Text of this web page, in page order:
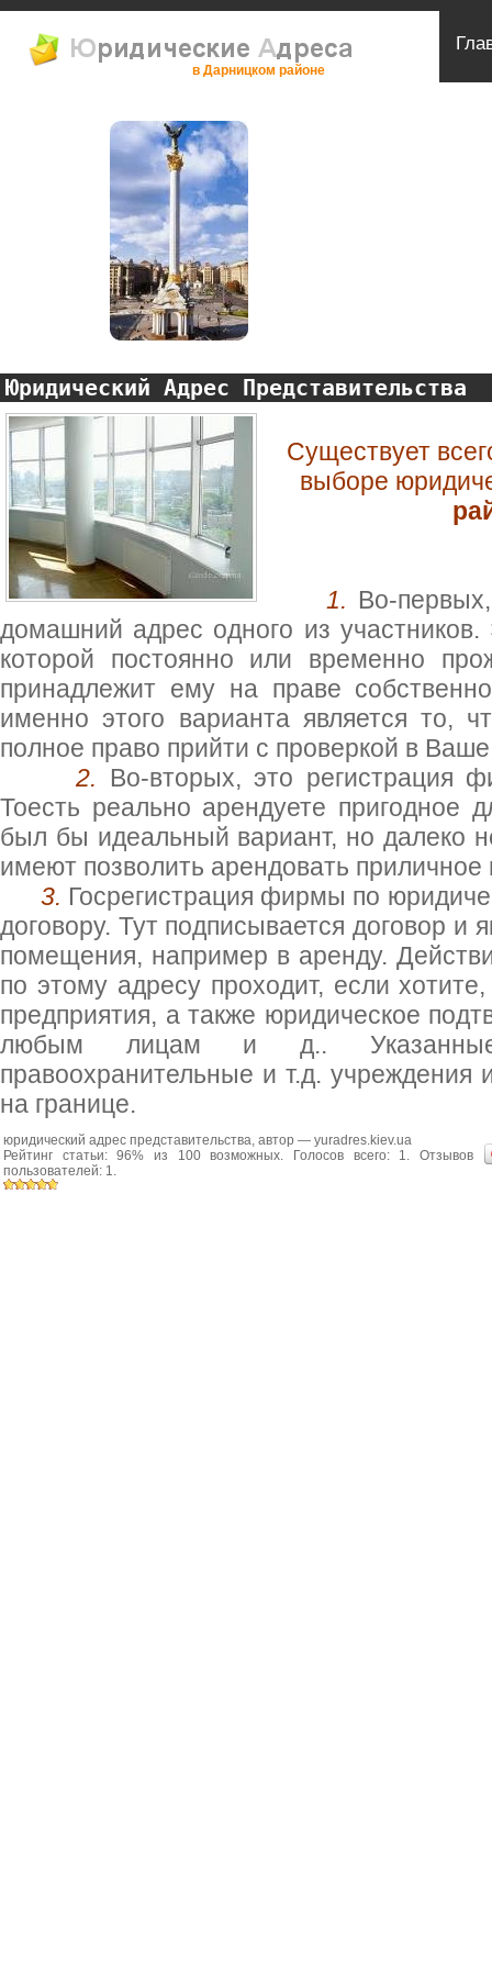
в Дарницком районе
Юридический Адрес Представительства
Существует
выборе
1. Во-
домашний адрес одного из
которой постоянно или временно
принадлежит ему на праве
именно этого варианта является то,
полное право прийти с проверкой в
2. Во-вторых, это регистрация
Тоесть реально арендуете пригодное
был бы идеальный вариант, но далеко
имеют позволить арендовать
3. Госрегистрация фирмы по
договору. Тут подписывается договор
помещения, например в аренду.
по этому адресу проходит, если
предприятия, а также юридическое
любым лицам и д.. Указанные
правоохранительные и т.д. учреждения
на границе.
юридический адрес представительства, автор — yuradres.kiev.ua
Рейтинг статьи:96% из 100возможных. Голосов всего: 1. Отзывов
пользователей: 1.